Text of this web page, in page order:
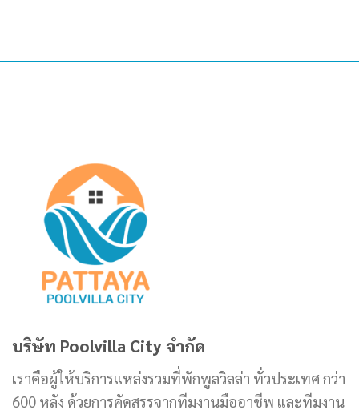
บริษัท Poolvilla City จำกัด
เราคือผู้ให้บริการแหล่งรวมที่พักพูลวิลล่า ทั่วประเทศ กว่า
600 หลัง ด้วยการคัดสรรจากทีมงานมืออาชีพ และทีมงาน